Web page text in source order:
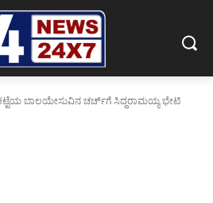
ಬಾಲಯೇಸುವಿನ ಚರ್ಚ್‍ಗೆ ಸಿದ್ದರಾಮಯ್ಯ ಭೇಟಿ